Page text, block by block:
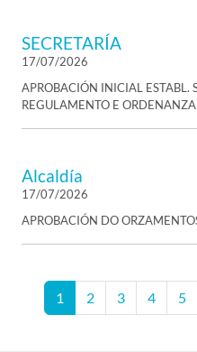
SECRETARÍA
17/07/2026
APROBACIÓN INICIAL ESTABL.
REGULAMENTO E
Alcaldía
17/07/2026
APROBACIÓN DO
1 2 3 4 5